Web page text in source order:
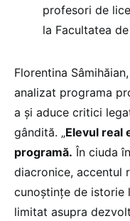
profesori de
la Facultatea
Florentina
analizat programa
a și aduce critici
gândită. „Elevul real
programă. În ciuda
diacronice, accentul
cunoștințe de istorie
limitat asupra